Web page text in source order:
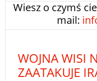
Wiesz o czymś
mail:
WOJNA WISI
ZAATAKUJE